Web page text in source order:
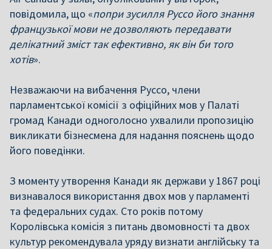
повідомила, що «попри зусилля Руссо його знання
французької мови не дозволяють передавати
делікатний зміст так ефективно, як він би того
хотів».
Незважаючи на вибачення Руссо, члени
парламентської комісії з офіційних мов у Палаті
громад Канади одноголосно ухвалили пропозицію
викликати бізнесмена для надання пояснень щодо
його поведінки.
З моменту утворення Канади як держави у 1867 році
визнавалося використання двох мов у парламенті
та федеральних судах. Сто років потому
Королівська комісія з питань двомовності та двох
культур рекомендувала уряду визнати англійську та